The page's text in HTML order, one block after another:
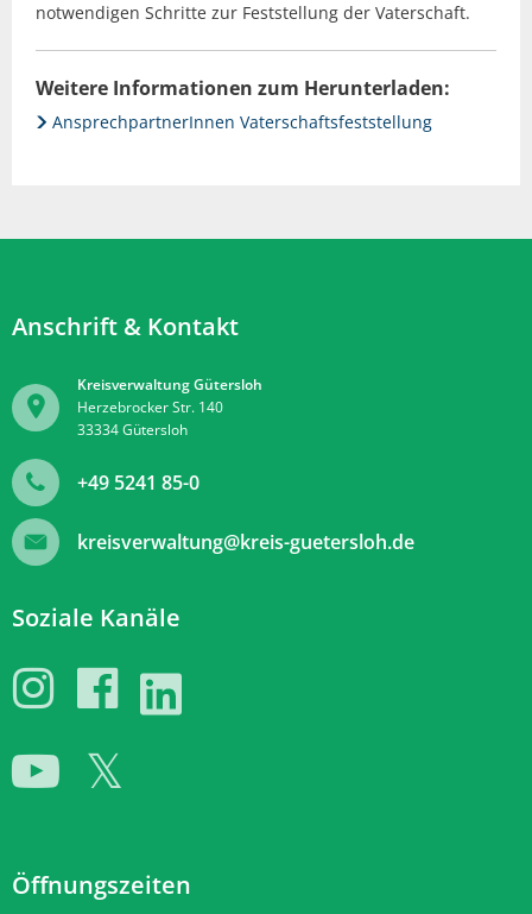
notwendigen Schritte zur Feststellung der Vaterschaft.
Weitere Informationen zum Herunterladen:
AnsprechpartnerInnen Vaterschaftsfeststellung
Anschrift & Kontakt
Kreisverwaltung Gütersloh
Herzebrocker Str. 140
33334Gütersloh
+49 5241 85-0
kreisverwaltung@kreis-guetersloh.de
Soziale Kanäle
Öffnungszeiten